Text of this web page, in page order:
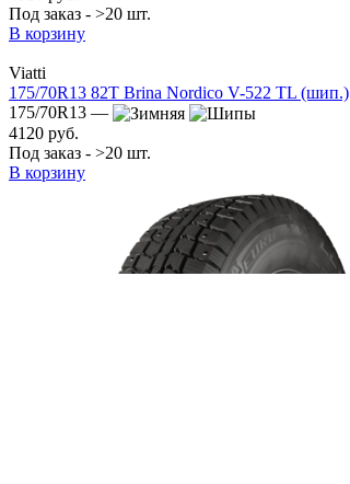
Под заказ - >20 шт.
В корзину
Viatti
175/70R13 82T Brina Nordico V-522 TL (шип.)
175/70R13 —
4120 руб.
Под заказ - >20 шт.
В корзину